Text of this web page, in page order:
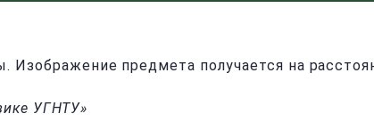
предмета получается на
УГНТУ»